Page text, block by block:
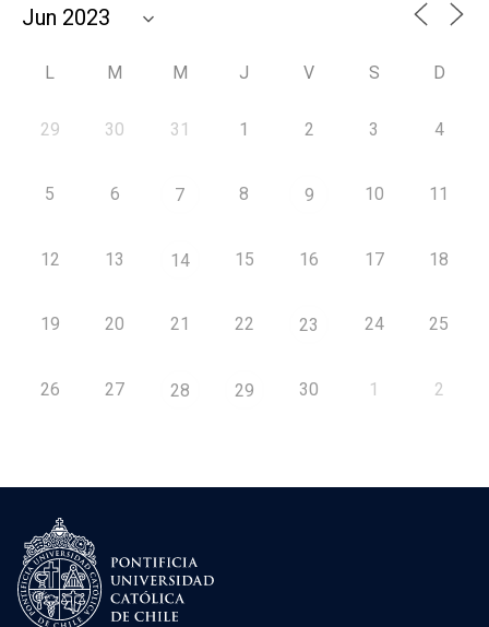
L M M J V S D
29 30 31 1 2 3 4
5 6 7 8 9 10 11
12 13 14 15 16 17 18
19 20 21 22 23 24 25
26 27 28 29 30 1 2